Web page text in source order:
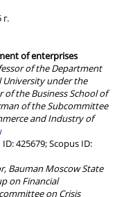
of enterprises
of the Department
University under the
the Business School of
of the Subcommittee
and Industry of
425679; Scopus ID:
Bauman Moscow State
on Financial
on Crisis